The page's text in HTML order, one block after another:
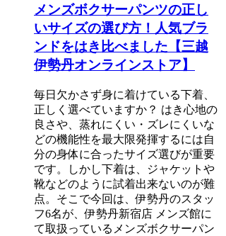
メンズボクサーパンツの正し
いサイズの選び方！人気ブラ
ンドをはき比べました【三越
伊勢丹オンラインストア】
毎日欠かさず身に着けている下着、
正しく選べていますか？ はき心地の
良さや、蒸れにくい・ズレにくいな
どの機能性を最大限発揮するには自
分の身体に合ったサイズ選びが重要
です。しかし下着は、ジャケットや
靴などのように試着出来ないのが難
点。そこで今回は、伊勢丹のスタッ
フ6名が、伊勢丹新宿店 メンズ館に
て取扱っているメンズボクサーパン